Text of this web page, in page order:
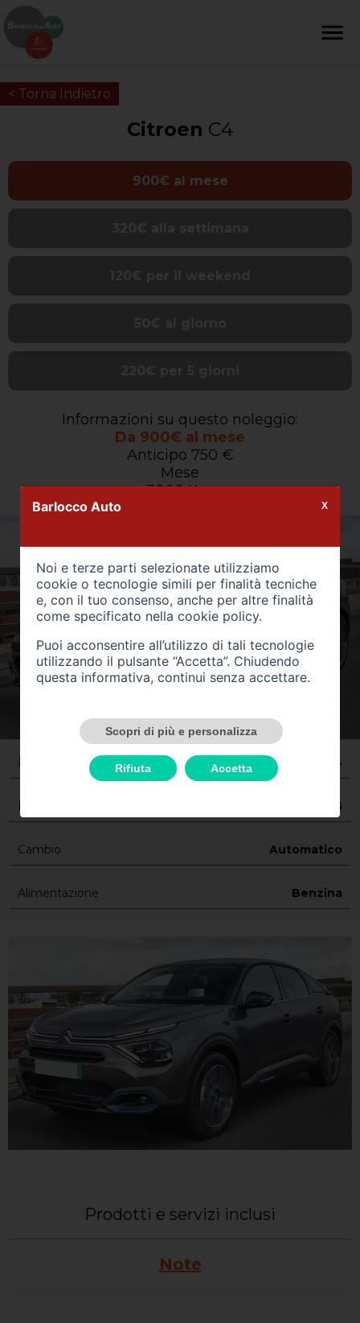
< Torna Indietro
Citroen C4
900€ al mese
Informazioni su questo noleggio:
Da 900€ al mese
Anticipo 750 €
Mese
3000 Km
Marca/Modello Citroen C4
Porte 5
Cambio Automatico
Alimentazione Benzina
Prodotti e servizi inclusi
Note
Barlocco Auto
Noi e terze parti selezionate utilizziamo
cookie o tecnologie simili per finalità tecniche
e, con il tuo consenso, anche per altre finalità
come specificato nella cookie policy.
Puoi acconsentire all’utilizzo di tali tecnologie
utilizzando il pulsante “Accetta”. Chiudendo
questa informativa, continui senza accettare.
Scopri di più e personalizza
Rifiuta Accetta
X